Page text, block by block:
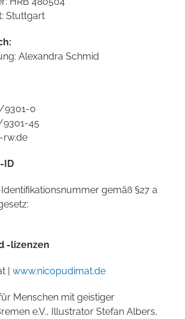
Stuttgart
Alexandra Schmid
9301-0
9301-45
rw.de
ID
gemäß §27 a
-lizenzen
| www.nicopudimat.de
Menschen mit geistiger
e.V., Illustrator Stefan Albers,